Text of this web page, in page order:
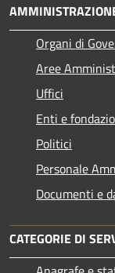
Organi di
Aree
Uffici
Enti e
Politici
Personale
Documenti e
CATEGORIE DI